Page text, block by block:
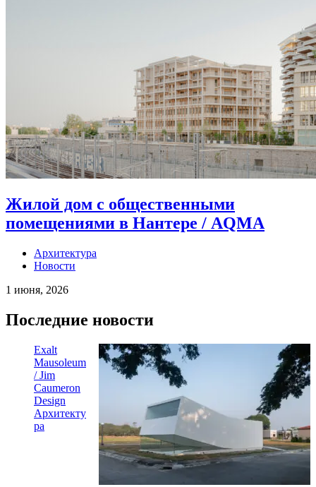
Жилой дом с общественными
помещениями в Нантере / AQMA
Архитектура
Новости
1 июня, 2026
Последние новости
Exalt
Mausoleum
/ Jim
Caumeron
Design
Архитекту
ра